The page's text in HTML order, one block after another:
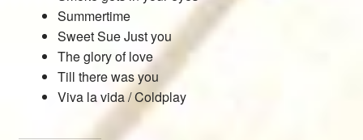
Summertime
Sweet Sue Just you
The glory of love
Till there was you
Viva la vida / Coldplay